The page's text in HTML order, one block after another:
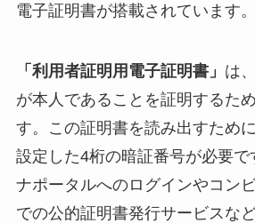
電子証明書が搭載されています。
「利用者証明用電子証明書」 は
が本人であることを証明するた
す。この証明書を読み出すため
設定した4桁の暗証番号が必要で
ナポータルへのログインやコン
での公的証明書発行サービスな